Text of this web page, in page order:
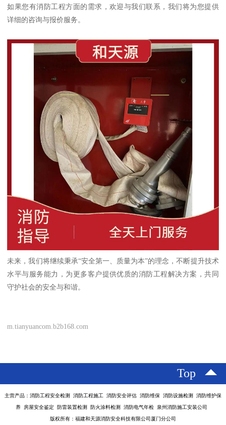
如果您有消防工程方面的需求，欢迎与我们联系，我们将为您提供
详细的咨询与报价服务。
未来，我们将继续秉承“安全第一、质量为本”的理念，不断提升技术
水平与服务能力，为更多客户提供优质的消防工程解决方案，共同
守护社会的安全与和谐。
m.tianyuancom.b2b168.com
Top
主营产品：消防工程安全检测 消防工程施工 消防安全评估 消防维保 消防设施检测 消防维护保
养 房屋安全鉴定 防雷装置检测 防火涂料检测 消防电气年检 泉州消防施工安装公司
版权所有：福建和天源消防安全科技有限公司厦门分公司